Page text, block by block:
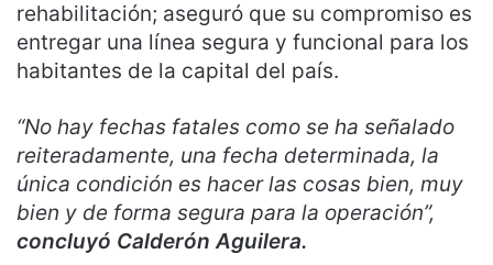
rehabilitación; aseguró que su compromiso es
entregar una línea segura y funcional para los
habitantes de la capital del país.
“No hay fechas fatales como se ha señalado
reiteradamente, una fecha determinada, la
única condición es hacer las cosas bien, muy
bien y de forma segura para la operación”,
concluyó Calderón Aguilera.